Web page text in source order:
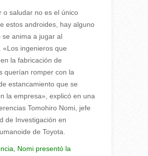
o saludar no es el único
estos androides, hay alguno
se anima a jugar al
«Los ingenieros que
la fabricación de
querían romper con la
estancamiento que se
la empresa», explicó en una
Tomohiro Nomi, jefe
de Investigación en
de Toyota.
Nomi presentó la